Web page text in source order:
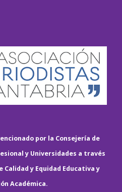
por la Consejería de
y Universidades a través
Calidad y Equidad Educativa y
Académica.